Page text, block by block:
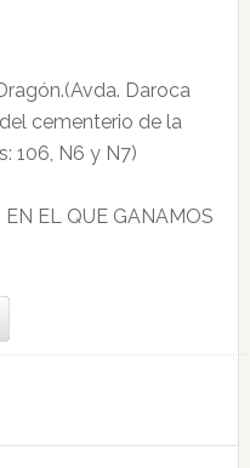
Daroca
cementerio de la
106, N6 y N7)
EN EL QUE GANAMOS